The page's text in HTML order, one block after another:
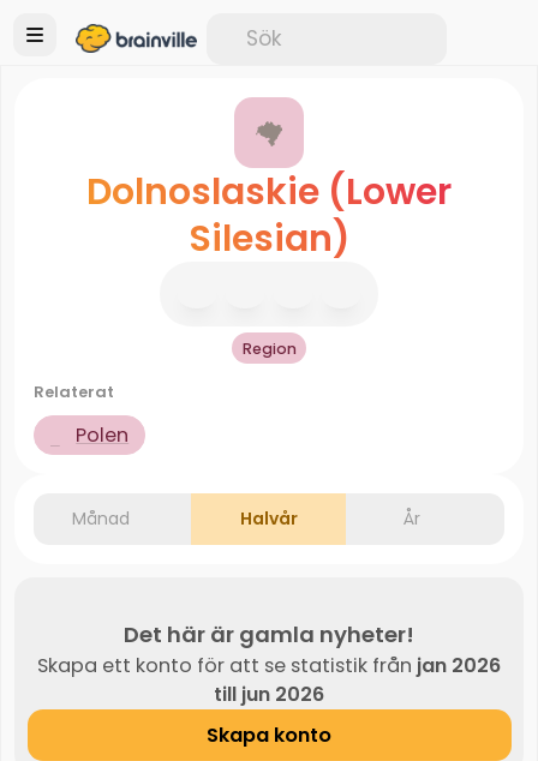
Dolnoslaskie (Lower
Silesian)
Region
Relaterat
Polen
Månad Halvår År
Det här är gamla nyheter!
Skapa ett konto för att se statistik från jan 2026
till jun 2026
Skapa konto